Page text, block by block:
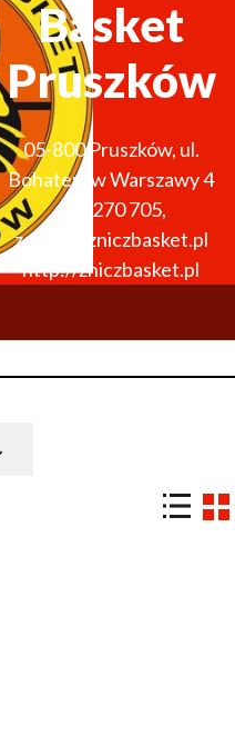
Basket
Pruszków
05-800Pruszków, ul.
Bohaterów Warszawy 4
691 270 705,
zarzad@zniczbasket.pl
http://zniczbasket.pl